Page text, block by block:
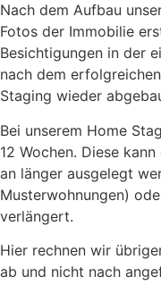
Nach dem Aufbau
Fotos der Immobilie
Besichtigungen in der
nach dem
Staging wieder
Bei unserem Home
12 Wochen. Diese
an länger ausgelegt
Musterwohnungen)
verlängert.
Hier rechnen wir
ab und nicht nach